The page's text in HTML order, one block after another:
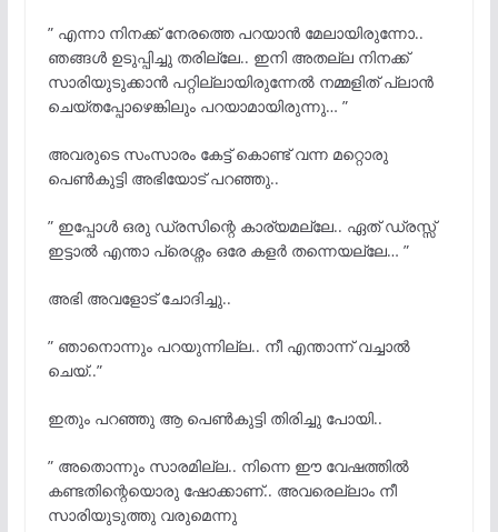
” എന്നാ നിനക്ക് നേരത്തെ പറയാൻ മേലായിരുന്നോ..
ഞങ്ങൾ ഉടുപ്പിച്ചു തരില്ലേ.. ഇനി അതല്ല നിനക്ക്
സാരിയുടുക്കാൻ പറ്റില്ലായിരുന്നേൽ നമ്മളിത് പ്ലാൻ
ചെയ്തപ്പോഴെങ്കിലും പറയാമായിരുന്നു… ”
അവരുടെ സംസാരം കേട്ട് കൊണ്ട് വന്ന മറ്റൊരു
പെൺകുട്ടി അഭിയോട് പറഞ്ഞു..
” ഇപ്പോൾ ഒരു ഡ്രസിന്റെ കാര്യമല്ലേ.. ഏത് ഡ്രസ്സ്‌
ഇട്ടാൽ എന്താ പ്രെശ്നം ഒരേ കളർ തന്നെയല്ലേ… ”
അഭി അവളോട് ചോദിച്ചു..
” ഞാനൊന്നും പറയുന്നില്ല.. നീ എന്താന്ന് വച്ചാൽ
ചെയ്..”
ഇതും പറഞ്ഞു ആ പെൺകുട്ടി തിരിച്ചു പോയി..
” അതൊന്നും സാരമില്ല.. നിന്നെ ഈ വേഷത്തിൽ
കണ്ടതിന്റെയൊരു ഷോക്കാണ്.. അവരെല്ലാം നീ
സാരിയുടുത്തു വരുമെന്നു